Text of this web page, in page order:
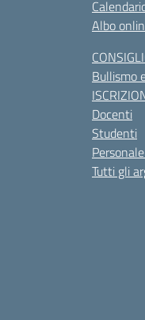
Albo
Bullismo
Docenti
Studenti
Tutti gli